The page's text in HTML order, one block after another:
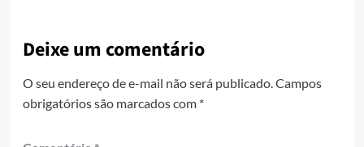
Deixe um comentário
O seu endereço de e-mail não será publicado. Campos
obrigatórios são marcados com *